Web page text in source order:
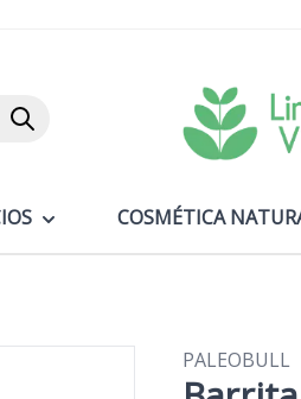
Buscar
COSMÉTICA
PALEOBULL